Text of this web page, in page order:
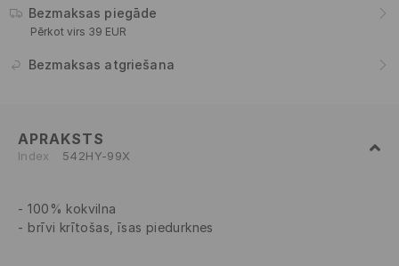
Bezmaksas piegāde
Pērkot virs 39 EUR
Bezmaksas atgriešana
APRAKSTS
Index 542HY-99X
100% kokvilna
brīvi krītošas, īsas piedurknes